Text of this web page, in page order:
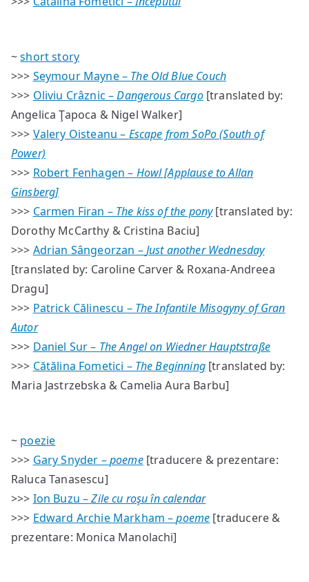
~short story
>>> Seymour Mayne – The Old Blue Couch
>>> Oliviu Crâznic –Dangerous Cargo[translated by:
Angelica Ţapoca & Nigel Walker]
>>> Valery Oisteanu – Escape from SoPo (South of
Power)
>>> Robert Fenhagen – Howl [Applause to Allan
Ginsberg]
>>> Carmen Firan – The kiss of the pony[translated by:
Dorothy McCarthy & Cristina Baciu]
>>> Adrian Sângeorzan –Just another Wednesday
[translated by: Caroline Carver & Roxana-Andreea
Dragu]
>>> Patrick Călinescu – The Infantile Misogyny of Gran
Autor
>>> Daniel Sur – The Angel on Wiedner Hauptstraße
>>> Cătălina Fometici – The Beginning[translated by:
Maria Jastrzebska & Camelia Aura Barbu]
~ poezie
>>> Gary Snyder –poeme[traducere & prezentare:
Raluca Tanasescu]
>>> Ion Buzu –Zile cu roşu în calendar
>>> Edward Archie Markham –poeme [traducere &
prezentare: Monica Manolachi]